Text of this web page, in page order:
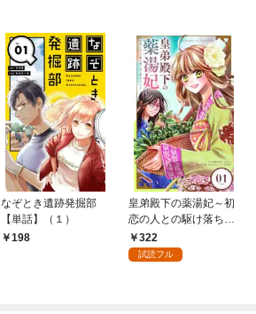
なぞとき遺跡発掘部
【単話】（１）
198
皇弟殿下の薬湯妃～初
恋の人との駆け落ち先
は後宮でした～【単
話】（１）
322
試読フル